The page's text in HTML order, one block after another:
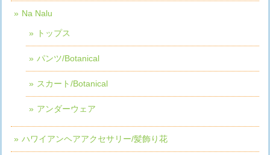
Na Nalu
トップス
パンツ/Botanical
スカート/Botanical
アンダーウェア
ハワイアンヘアアクセサリー/髪飾り花